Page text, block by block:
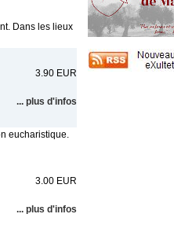
Dans les lieux
3.90 EUR
... plus d'infos
eucharistique.
3.00 EUR
... plus d'infos